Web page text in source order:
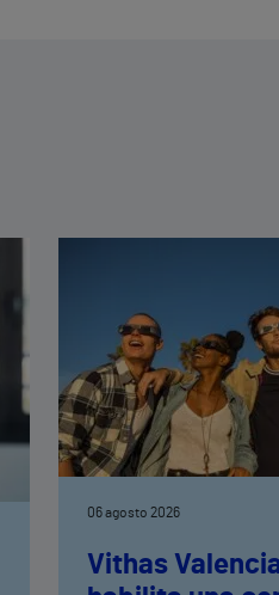
06 agosto 2026
Vithas